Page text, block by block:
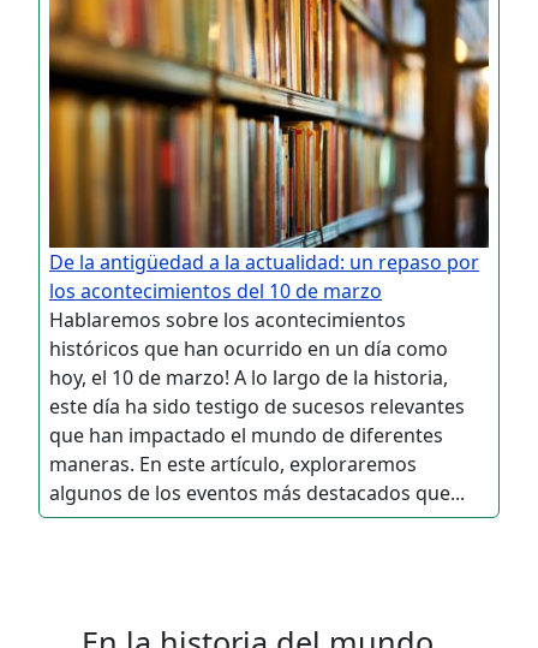
De la antigüedad a la actualidad: un repaso por
los acontecimientos del 10 de marzo
Hablaremos sobre los acontecimientos
históricos que han ocurrido en un día como
hoy, el 10 de marzo! A lo largo de la historia,
este día ha sido testigo de sucesos relevantes
que han impactado el mundo de diferentes
maneras. En este artículo, exploraremos
algunos de los eventos más destacados que...